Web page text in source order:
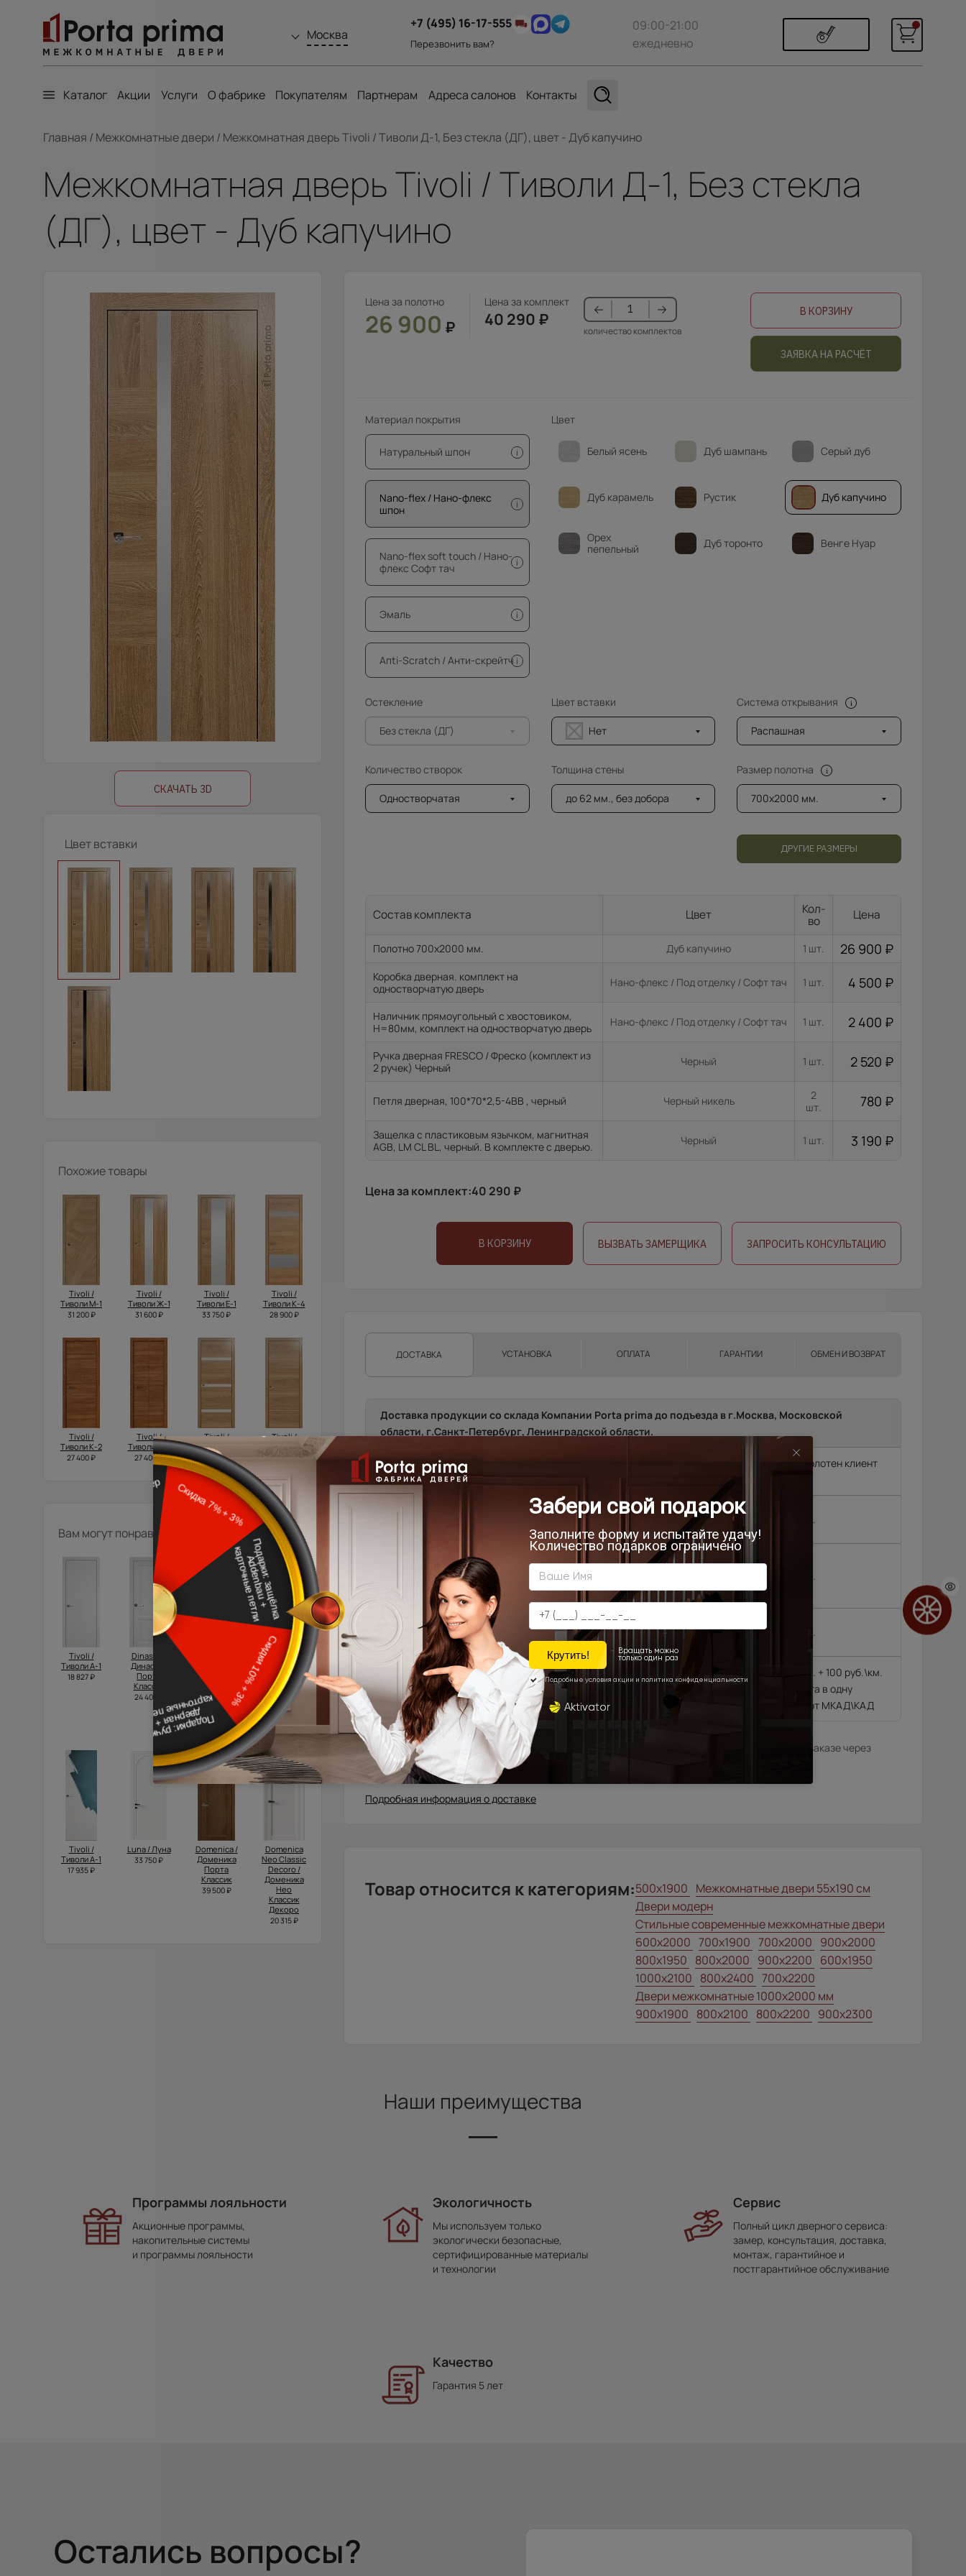
Москва
+7 (495) 16-17-555
Перезвонить вам?
09:00-21:00
ежедневно
Каталог Акции Услуги О фабрике Покупателям Партнерам Адреса салонов Контакты
Главная / Межкомнатные двери / Межкомнатная дверь Tivoli / Тиволи Д-1, Без стекла (ДГ), цвет - Дуб капучино
Межкомнатная дверь Tivoli / Тиволи Д-1, Без стекла
(ДГ), цвет - Дуб капучино
СКАЧАТЬ 3D
Цвет вставки
Похожие товары
Tivoli /
Тиволи М-1
31 200 ₽
Tivoli /
Тиволи Ж-1
31 600 ₽
Tivoli /
Тиволи Е-1
33 750 ₽
Tivoli /
Тиволи К-4
28 900 ₽
Tivoli /
Тиволи К-2
27 400 ₽
Tivoli /
Тиволи Л-2
27 400 ₽
Tivoli /
Тиволи Г-4
28 350 ₽
Tivoli /
Тиволи Д-3
25 550 ₽
Вам могут понравиться
Tivoli /
Тиволи А-1
18 827 ₽
Dinastia /
Династия
Порта
Классик
24 400 ₽
34 500 ₽
Domenica
Neo Classic
Scalino /
Доменика
Нео
Классик
Скалино
28 305 ₽
Tivoli /
Тиволи А-1
17 935 ₽
Luna / Луна
33 750 ₽
Domenica /
Доменика
Порта
Классик
39 500 ₽
Domenica
Neo Classic
Decoro /
Доменика
Нео
Классик
Декоро
20 315 ₽
Цена за полотно
26 900 ₽
Цена за комплект
40 290 ₽
количество комплектов
В КОРЗИНУ
ЗАЯВКА НА РАСЧЁТ
Материал покрытия
Натуральный шпон i
Nano-flex / Нано-флекс
шпон
i
Nano-flex soft touch / Нано-
флекс Софт тач
i
Эмаль i
Апti-Sсrаtсh / Анти-скрейтч i
Цвет
Белый ясень Дуб шампань Серый дуб
Дуб карамель Рустик Дуб капучино
Орех
пепельный
Дуб торонто Венге Нуар
Остекление
Без стекла (ДГ)
Цвет вставки
Нет
Система открывания
Распашная
Количество створок
Одностворчатая
Толщина стены
до 62 мм., без добора
Размер полотна
700x2000 мм.
ДРУГИЕ РАЗМЕРЫ
Состав комплекта Цвет
Кол-
во
Цена
Полотно 700x2000 мм. Дуб капучино 1 шт. 26 900 ₽
Коробка дверная. комплект на
одностворчатую дверь
Нано-флекс / Под отделку / Софт тач 1 шт. 4 500 ₽
Наличник прямоугольный с хвостовиком,
H=80мм, комплект на одностворчатую дверь
Нано-флекс / Под отделку / Софт тач 1 шт. 2 400 ₽
Ручка дверная FRESCO / Фреско (комплект из
2 ручек) Черный
Черный 1 шт. 2 520 ₽
Петля дверная, 100*70*2,5-4ВВ , черный Черный никель
2
шт.
780 ₽
Защелка с пластиковым язычком, магнитная
AGB, LM CL BL, черный. В комплекте с дверью.
Черный 1 шт. 3 190 ₽
Цена за комплект:40 290 ₽
В КОРЗИНУ ВЫЗВАТЬ ЗАМЕРЩИКА ЗАПРОСИТЬ КОНСУЛЬТАЦИЮ
ДОСТАВКА УСТАНОВКА ОПЛАТА ГАРАНТИИ ОБМЕН И ВОЗВРАТ
Доставка продукции со склада Компании Porta prima до подъезда в г.Москва, Московской
области, г.Санкт-Петербург, Ленинградской области.
Техническую возможность подъема полотен определяет замерщик, без замера подъем полотен клиент
осуществляет самостоятельно.
Фрязино, Щёлково, Чкаловская, Биокомбинат, Новый городок и др. (15 км
2 500 руб.
Мытищи, Пушкино, Красноармейск, Балашиха, Ногинск, Черноголовка,
Фряново, Электросталь, Ивантеевка, Королёв, Монино,
Лосинопетровский и др. (от 20 до 45 км. от склада).
4 500 руб.
Москва\Санкт-Петербург и города, расположенные в районе МКАД\КАД
до 10 км. в область.
4 500 руб.
Города Московской\Ленинградской области, располагающиеся далее 10
км. от МКАД (кроме Щёлковского шоссе)\КАД
4 500 руб. + 100 руб.\км.
из расчёта в одну
сторону от МКАД\КАД
Доставка в регионы осуществляется по тарифам нашего дилера в данном регионе или, при заказе через
запрос с сайта, отдельно рассчитывается менеджером интернет-магазина.
Подробная информация о доставке
Товар относится к категориям:500x1900 Межкомнатные двери 55х190 см
Двери модерн
Стильные современные межкомнатные двери
600x2000 700x1900 700x2000 900x2000
800х1950 800x2000 900x2200 600x1950
1000x2100 800x2400 700x2200
Двери межкомнатные 1000х2000 мм
900x1900 800x2100 800x2200 900x2300
Наши преимущества
Программы лояльности
Акционные программы,
накопительные системы
и программы лояльности
Экологичность
Мы используем только
экологически безопасные,
сертифицированные материалы
и технологии
Сервис
Полный цикл дверного сервиса:
замер, консультация, доставка,
монтаж, гарантийное и
постгарантийное обслуживание
Качество
Гарантия 5 лет
Остались вопросы?